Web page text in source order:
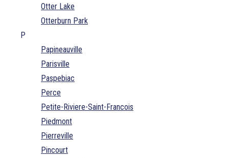
Otter Lake
Otterburn Park
P
Papineauville
Parisville
Paspebiac
Perce
Petite-Riviere-Saint-Francois
Piedmont
Pierreville
Pincourt